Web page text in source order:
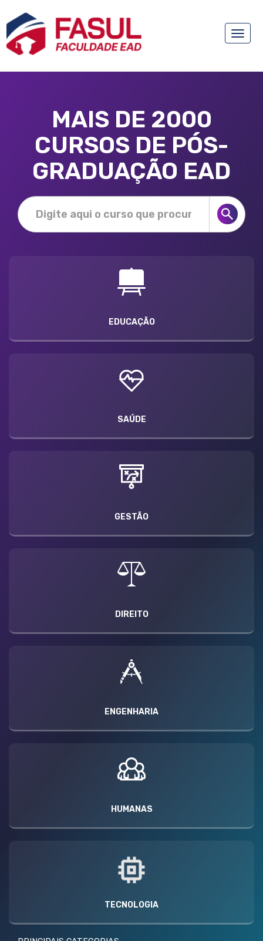
Toggle
MAIS DE 2000
CURSOS DE PÓS-
GRADUAÇÃO EAD
EDUCAÇÃO
SAÚDE
GESTÃO
DIREITO
ENGENHARIA
HUMANAS
TECNOLOGIA